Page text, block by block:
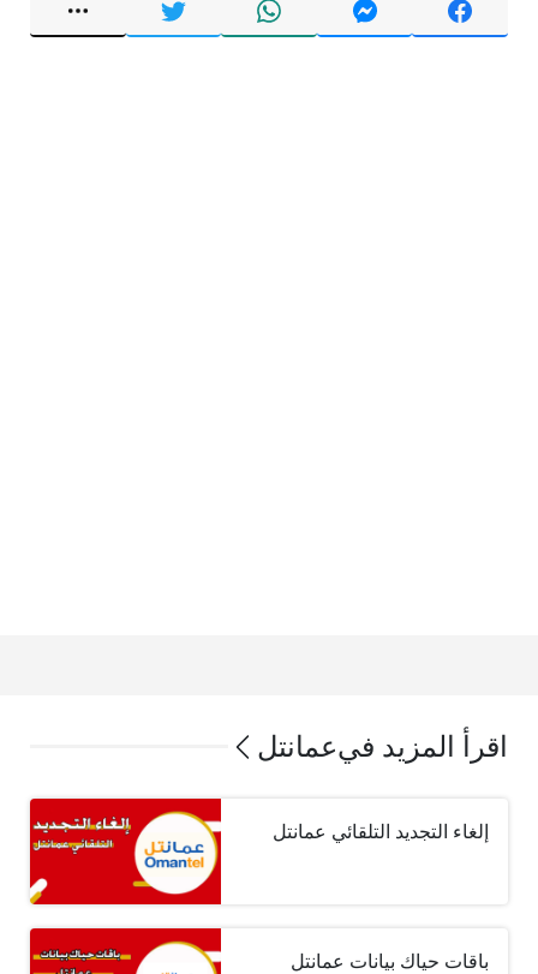
اقرأ المزيد فيعمانتل
إلغاء التجديد التلقائي عمانتل
باقات حياك بيانات عمانتل